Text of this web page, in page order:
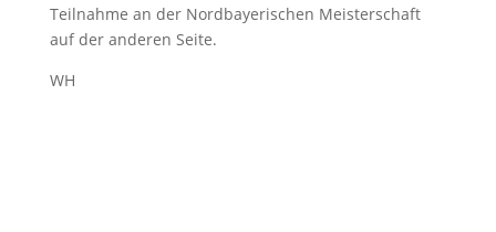
Teilnahme an der Nordbayerischen Meisterschaft
auf der anderen Seite.
WH